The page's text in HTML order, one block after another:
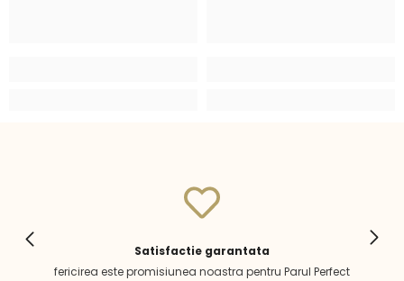
Satisfactie garantata
fericirea este promisiunea noastra pentru Parul Perfect